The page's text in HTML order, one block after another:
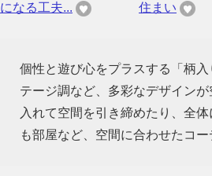
になる工夫...
住まい
個性と遊び心をプラスする「柄
テージ調など、多彩なデザイン
入れて空間を引き締めたり、全
も部屋など、空間に合わせたコ